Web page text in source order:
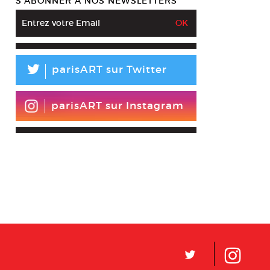
L parisART sur Twitter
parisART sur Instagram
L